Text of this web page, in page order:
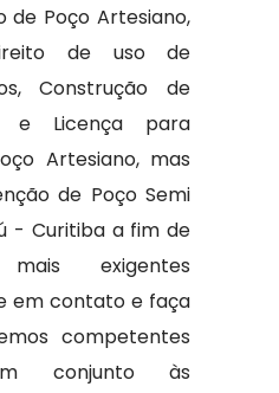
de Poço Artesiano,
de uso de
Construção de
e Licença para
Artesiano, mas
de Poço Semi
- Curitiba a fim de
exigentes
em contato e faça
competentes
conjunto às